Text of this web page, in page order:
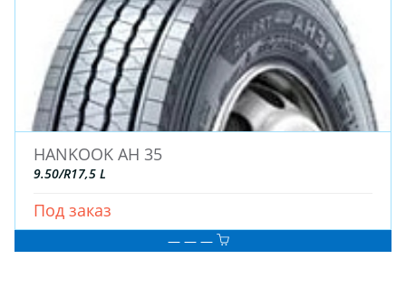
HANKOOK AH 35
9.50/R17,5 L
Под заказ
— — —